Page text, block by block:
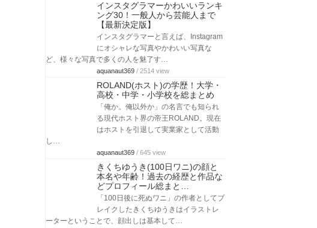
インスタグラマーかわいいランキ
ング30！一般人から芸能人まで
【最新決定版】
インスタグラマーと言えば、Instagram
にオシャレな写真やかわいい写真な
ど、様々な写真で多くの人を魅了す…
aquanaut369 / 2514 view
ROLAND(ホスト)の学歴！大学・
高校・中学・小学校を総まとめ
「俺か。俺以外か」の名言でも知られ
る現代ホスト界の帝王ROLAND。現在
はホストを引退して実業家として活動
し…
aquanaut369 / 645 view
きくちゆうき(100日ワニ)の顔と
本名や年齢！過去の経歴と作品な
どプロフィール総まと…
「100日後に死ぬワニ」の作者としてブ
レイクしたきくちゆうきはイラストレ
ーターということで、顔出しは基本して…